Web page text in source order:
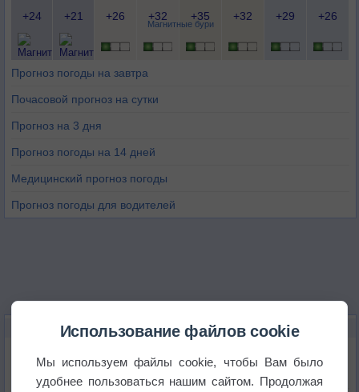
Магнитные бури
+24 +21 +26 +32 +35 +32 +29 +26
Прогноз погоды на завтра
Почасовой прогноз на сутки
Прогноз на 3 дня
Прогноз погоды на 14 дней
Медицинский прогноз погоды
Прогноз погоды для водителей
НОВОЕ О ПОГОДЕ
Использование файлов cookie
Мы используем файлы cookie, чтобы Вам было
удобнее пользоваться нашим сайтом. Продолжая